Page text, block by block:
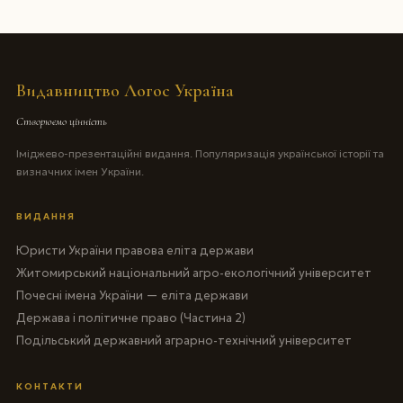
Видавництво Логос Україна
Створюємо цінність
Іміджево-презентаційні видання. Популяризація української історії та
визначних імен України.
ВИДАННЯ
Юристи України правова еліта держави
Житомирський національний агро-екологічний університет
Почесні імена України — еліта держави
Держава і політичне право (Частина 2)
Подільський державний аграрно-технічний університет
КОНТАКТИ